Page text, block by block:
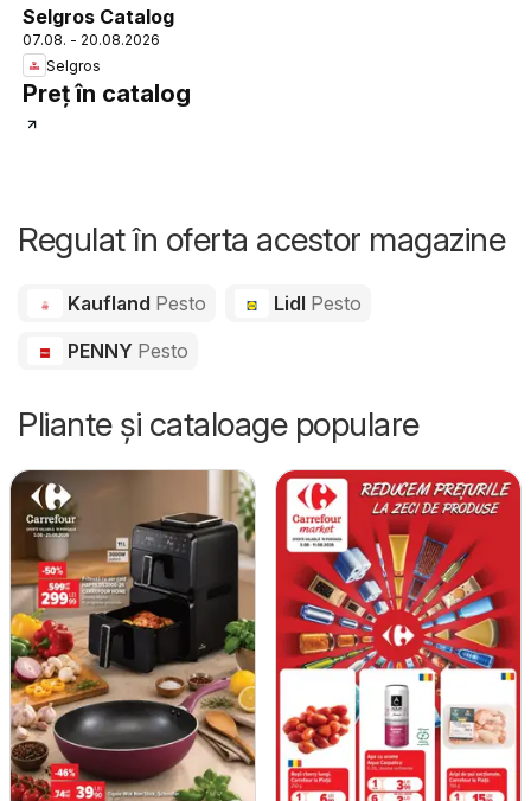
Selgros Catalog
07.08. - 20.08.2026
Selgros
Preț în catalog
Regulat în oferta acestor magazine
Kaufland Pesto Lidl Pesto
PENNY Pesto
Pliante și cataloage populare